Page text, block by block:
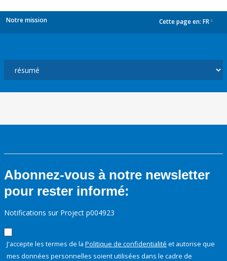
Notre mission Cette page en: FR
Abonnez-vous à notre newsletter
pour rester informé:
Notifications sur Project p004923
J'accepte les termes de la Politique de confidentialité et autorise que
mes données personnelles soient utilisées dans le cadre de